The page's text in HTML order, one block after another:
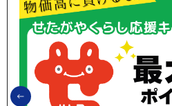
前のスライドを表示